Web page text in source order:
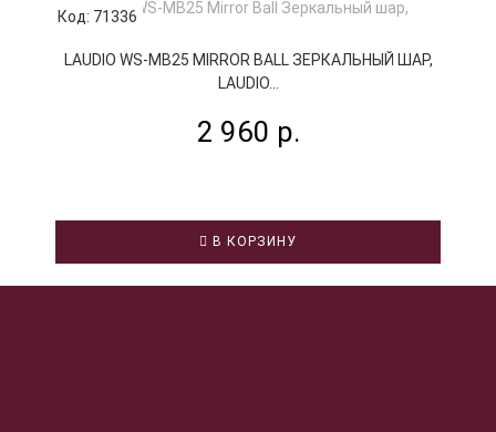
Код: 71336
LAUDIO WS-MB25 MIRROR BALL ЗЕРКАЛЬНЫЙ ШАР,
LAUDIO...
2 960 р.
В КОРЗИНУ